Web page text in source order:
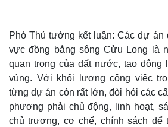
Thế giới
Quan sát
Cuộc sống đó đây
Video
Ảnh
Phó Thủ tướng kết luận: Các dự
vực đồng bằng sông Cửu Long là
quan trọng của đất nước, tạo động
vùng. Với khối lượng công việc
từng dự án còn rất lớn, đòi hỏi các
phương phải chủ động, linh hoạt,
chủ trương, cơ chế, chính sách để